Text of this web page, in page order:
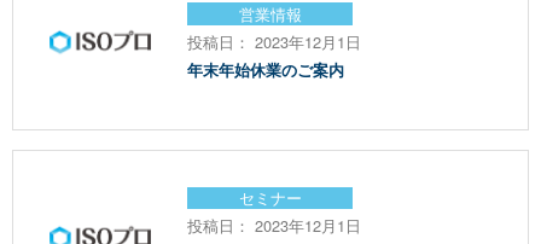
営業情報
投稿日： 2023年12月1日
年末年始休業のご案内
セミナー
投稿日： 2023年12月1日